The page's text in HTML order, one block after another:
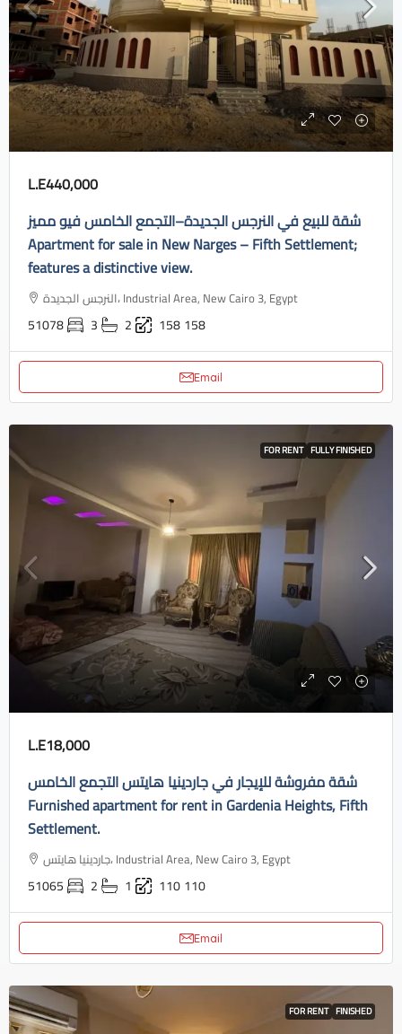
L.E440,000
شقة للبيع في النرجس الجديدة–التجمع الخامس فيو مميز
Apartment for sale in New Narges – Fifth Settlement;
features a distinctive view.
النرجس الجديدة، Industrial Area, New Cairo 3, Egypt
51078 3 2 158158
Email
FOR RENT FULLY FINISHED
L.E18,000
شقة مفروشة للإيجار في جاردينيا هايتس التجمع الخامس
Furnished apartment for rent in Gardenia Heights, Fifth
Settlement.
جاردينيا هايتس، Industrial Area, New Cairo 3, Egypt
51065 2 1 110110
Email
FOR RENT FINISHED